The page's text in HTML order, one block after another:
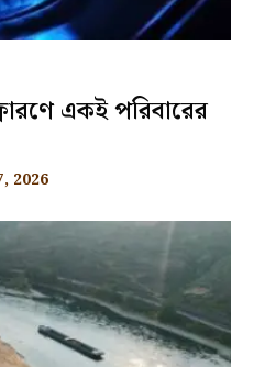
একই পরিবারের
2026